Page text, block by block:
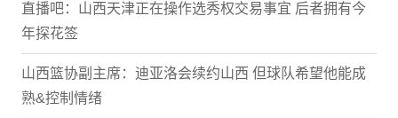
直播吧：山西天津正在操作选秀权交易事宜 后者拥有今
年探花签
山西篮协副主席：迪亚洛会续约山西 但球队希望他能成
熟&控制情绪